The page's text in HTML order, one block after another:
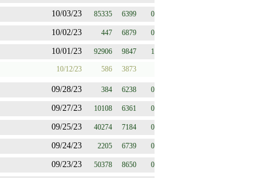
10/03/23 85335 6399 0
10/02/23 447 6879 0
10/01/23 92906 9847 1
10/12/23 586 3873
09/28/23 384 6238 0
09/27/23 10108 6361 0
09/25/23 40274 7184 0
09/24/23 2205 6739 0
09/23/23 50378 8650 0